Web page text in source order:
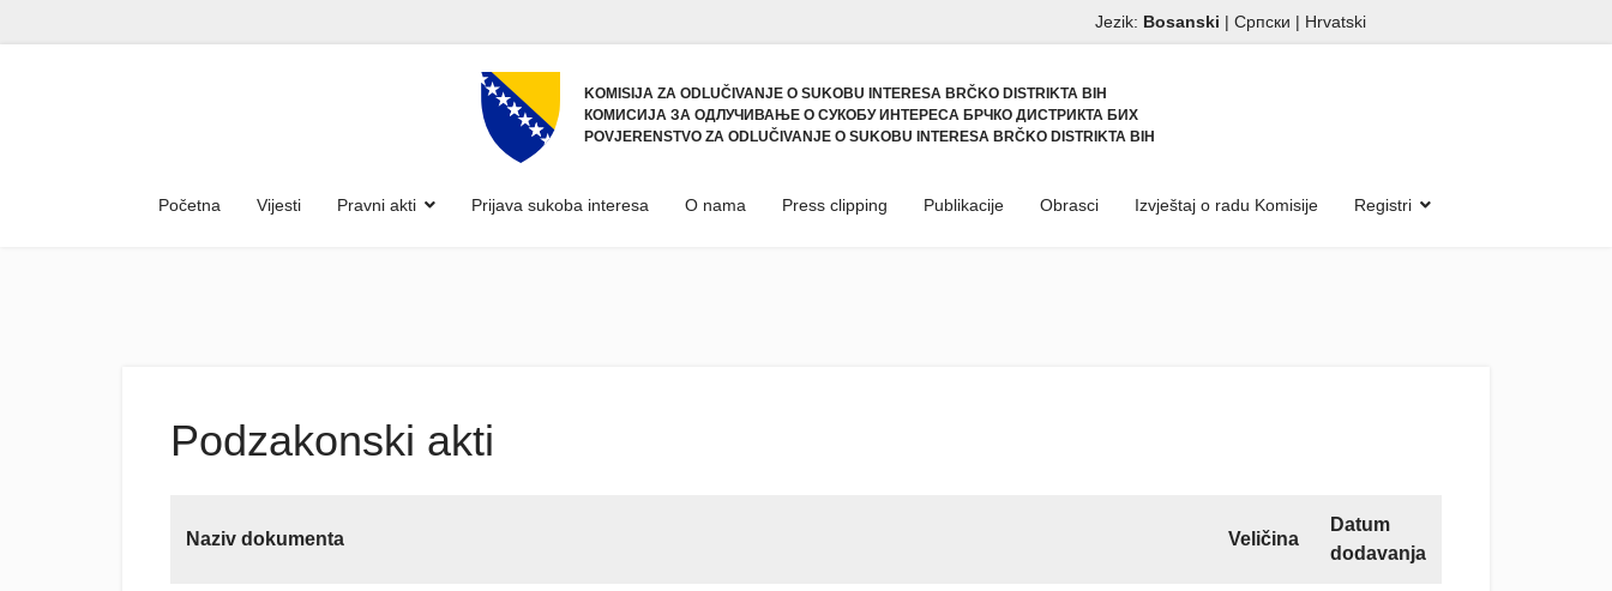
Jezik: Bosanski |Српски | Hrvatski
KOMISIJA ZA ODLUČIVANJE O SUKOBU INTERESA BRČKO DISTRIKTA BIH
КОМИСИЈА ЗА ОДЛУЧИВАЊЕ О СУКОБУ ИНТЕРЕСА БРЧКО ДИСТРИКТА БИХ
POVJERENSTVO ZA ODLUČIVANJE O SUKOBU INTERESA BRČKO DISTRIKTA BIH
Početna Vijesti Pravni akti Prijava sukoba interesa O nama Press clipping Publikacije Obrasci Izvještaj o radu Komisije Registri
Podzakonski akti
Naziv dokumenta Veličina
Datum
dodavanja